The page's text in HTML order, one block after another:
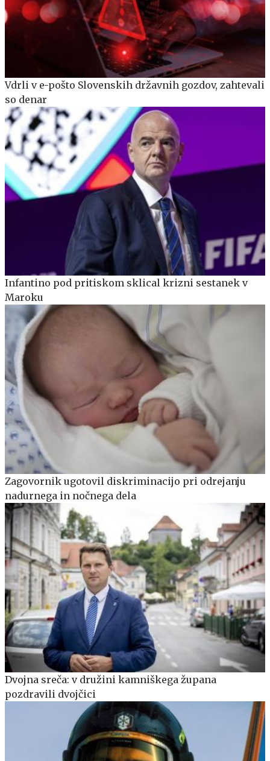
Vdrli v e-pošto Slovenskih državnih gozdov, zahtevali
so denar
Infantino pod pritiskom sklical krizni sestanek v
Maroku
Zagovornik ugotovil diskriminacijo pri odrejanju
nadurnega in nočnega dela
Dvojna sreča: v družini kamniškega župana
pozdravili dvojčici